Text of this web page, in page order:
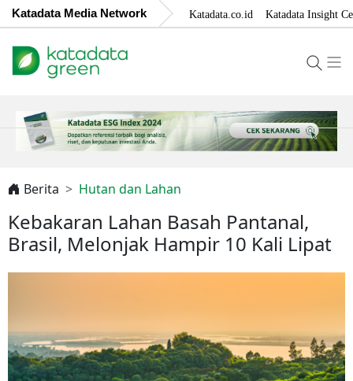
Katadata Media Network Katadata.co.id Katadata Insight
Berita Hutan dan Lahan
Kebakaran Lahan Basah Pantanal,
Brasil, Melonjak Hampir 10 Kali Lipat